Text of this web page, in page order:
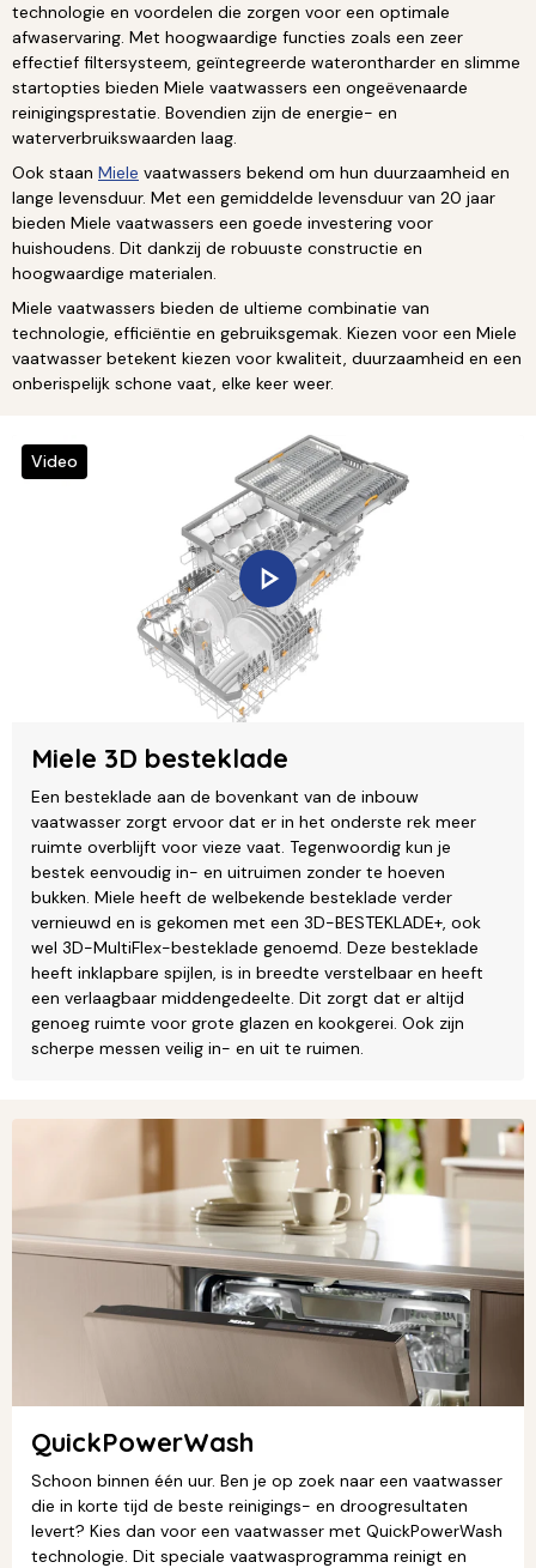
technologie en voordelen die zorgen voor een optimale
afwaservaring. Met hoogwaardige functies zoals een zeer
effectief filtersysteem, geïntegreerde waterontharder en slimme
startopties bieden Miele vaatwassers een ongeëvenaarde
reinigingsprestatie. Bovendien zijn de energie- en
waterverbruikswaarden laag.
Ook staan Miele vaatwassers bekend om hun duurzaamheid en
lange levensduur. Met een gemiddelde levensduur van 20 jaar
bieden Miele vaatwassers een goede investering voor
huishoudens. Dit dankzij de robuuste constructie en
hoogwaardige materialen.
Miele vaatwassers bieden de ultieme combinatie van
technologie, efficiëntie en gebruiksgemak. Kiezen voor een Miele
vaatwasser betekent kiezen voor kwaliteit, duurzaamheid en een
onberispelijk schone vaat, elke keer weer.
Miele 3D besteklade
Een besteklade aan de bovenkant van de inbouw
vaatwasser zorgt ervoor dat er in het onderste rek meer
ruimte overblijft voor vieze vaat. Tegenwoordig kun je
bestek eenvoudig in- en uitruimen zonder te hoeven
bukken. Miele heeft de welbekende besteklade verder
vernieuwd en is gekomen met een 3D-BESTEKLADE+, ook
wel 3D-MultiFlex-besteklade genoemd. Deze besteklade
heeft inklapbare spijlen, is in breedte verstelbaar en heeft
een verlaagbaar middengedeelte. Dit zorgt dat er altijd
genoeg ruimte voor grote glazen en kookgerei. Ook zijn
scherpe messen veilig in- en uit te ruimen.
Video
QuickPowerWash
Schoon binnen één uur. Ben je op zoek naar een vaatwasser
die in korte tijd de beste reinigings- en droogresultaten
levert? Kies dan voor een vaatwasser met QuickPowerWash
technologie. Dit speciale vaatwasprogramma reinigt en